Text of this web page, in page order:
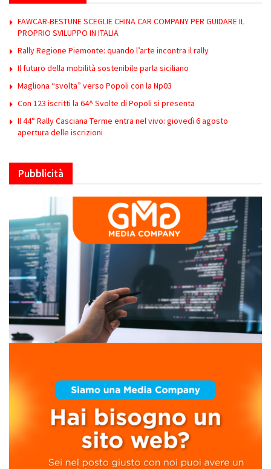
FAWCAR-BESTUNE SCEGLIE CHINA CAR COMPANY PER GUIDARE IL
PROPRIO SVILUPPO IN ITALIA
Rally Regione Piemonte: quando l’arte incontra il rally
Il futuro della mobilità sostenibile parla siciliano
Magliona “svolta” verso Popoli con la Np03
Con 123 iscritti la 64^ Svolte di Popoli si presenta
Il 44° Rally Casciana Terme entra nel vivo: giovedì 6 agosto
apertura delle iscrizioni
Pubblicità